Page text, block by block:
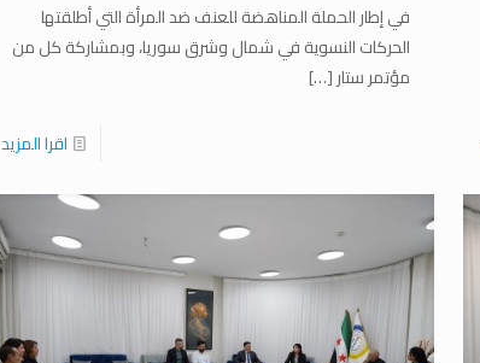
في إطار الحملة المناهضة للعنف ضد المرأة التي أطلقتها
الحركات النسوية في شمال وشرق سوريا، وبمشاركة كل من
مؤتمر ستار[…]
اقرا المزيد